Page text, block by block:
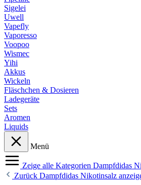
Sigelei
Uwell
Vapefly
Vaporesso
Voopoo
Wismec
Yihi
Akkus
Wickeln
Fläschchen & Dosieren
Ladegeräte
Sets
Aromen
Liquids
Menü
Zeige alle Kategorien Dampfdidas
Zurück Dampfdidas Nikotinsalz